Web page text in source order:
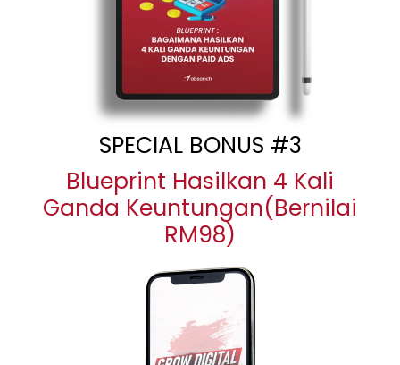
SPECIAL BONUS #3
Blueprint Hasilkan 4 Kali
Ganda Keuntungan(Bernilai
RM98)